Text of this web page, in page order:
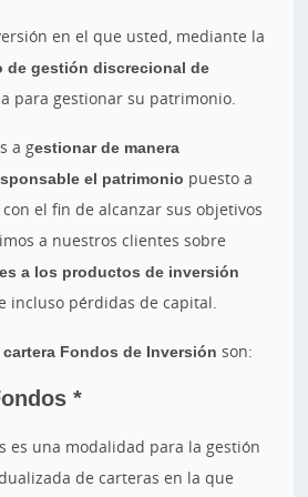
en el que usted, mediante la
de gestión discrecional de
para gestionar su patrimonio.
a gestionar de manera
el patrimonio puesto a
el fin de alcanzar sus objetivos
a nuestros clientes sobre
a los productos de inversión
incluso pérdidas de capital.
Fondos de Inversión son:
*
es una modalidad para la gestión
de carteras en la que